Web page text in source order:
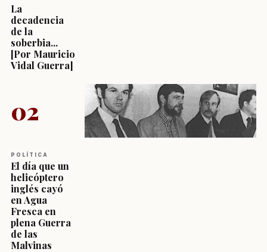
La
decadencia
de la
soberbia...
[Por Mauricio
Vidal Guerra]
02
POLÍTICA
El día que un
helicóptero
inglés cayó
en Agua
Fresca en
plena Guerra
de las
Malvinas